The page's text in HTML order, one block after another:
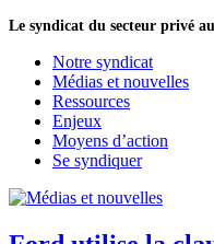
Le syndicat du secteur privé
Notre syndicat
Médias et nouvelles
Ressources
Enjeux
Moyens d’action
Se syndiquer